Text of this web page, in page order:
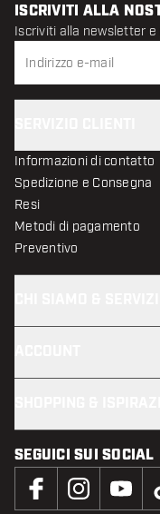
ISCRIVITI ALLA
Iscriviti alla newsletter
Informazioni di contatto
Spedizione e Consegna
Resi
Metodi di pagamento
Preventivo
SEGUICI SUI SOCIAL